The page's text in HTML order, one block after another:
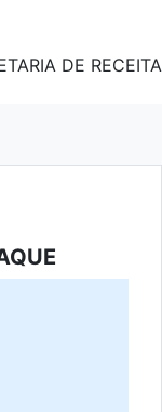
DE RECEITA